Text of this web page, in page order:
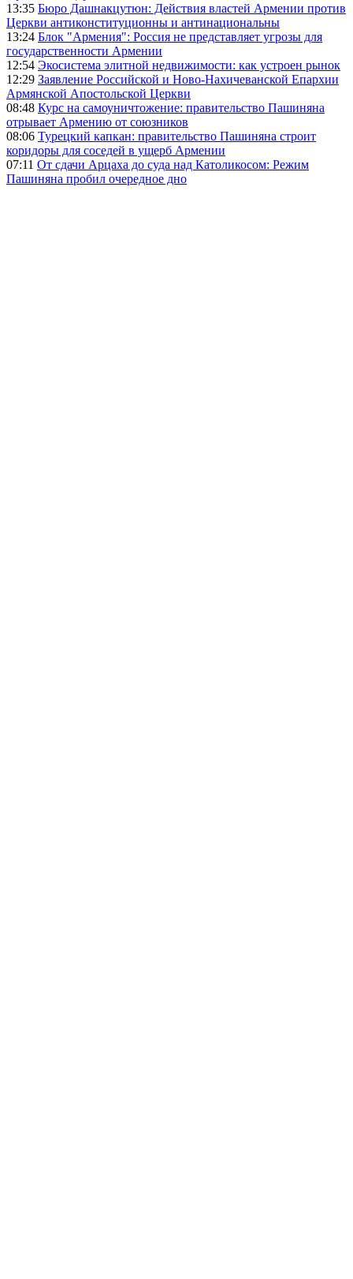
13:35 Бюро Дашнакцутюн: Действия властей Армении против
Церкви антиконституционны и антинациональны
13:24 Блок "Армения": Россия не представляет угрозы для
государственности Армении
12:54 Экосистема элитной недвижимости: как устроен рынок
12:29 Заявление Российской и Ново-Нахичеванской Епархии
Армянской Апостольской Церкви
08:48 Курс на самоуничтожение: правительство Пашиняна
отрывает Армению от союзников
08:06 Турецкий капкан: правительство Пашиняна строит
коридоры для соседей в ущерб Армении
07:11 От сдачи Арцаха до суда над Католикосом: Режим
Пашиняна пробил очередное дно